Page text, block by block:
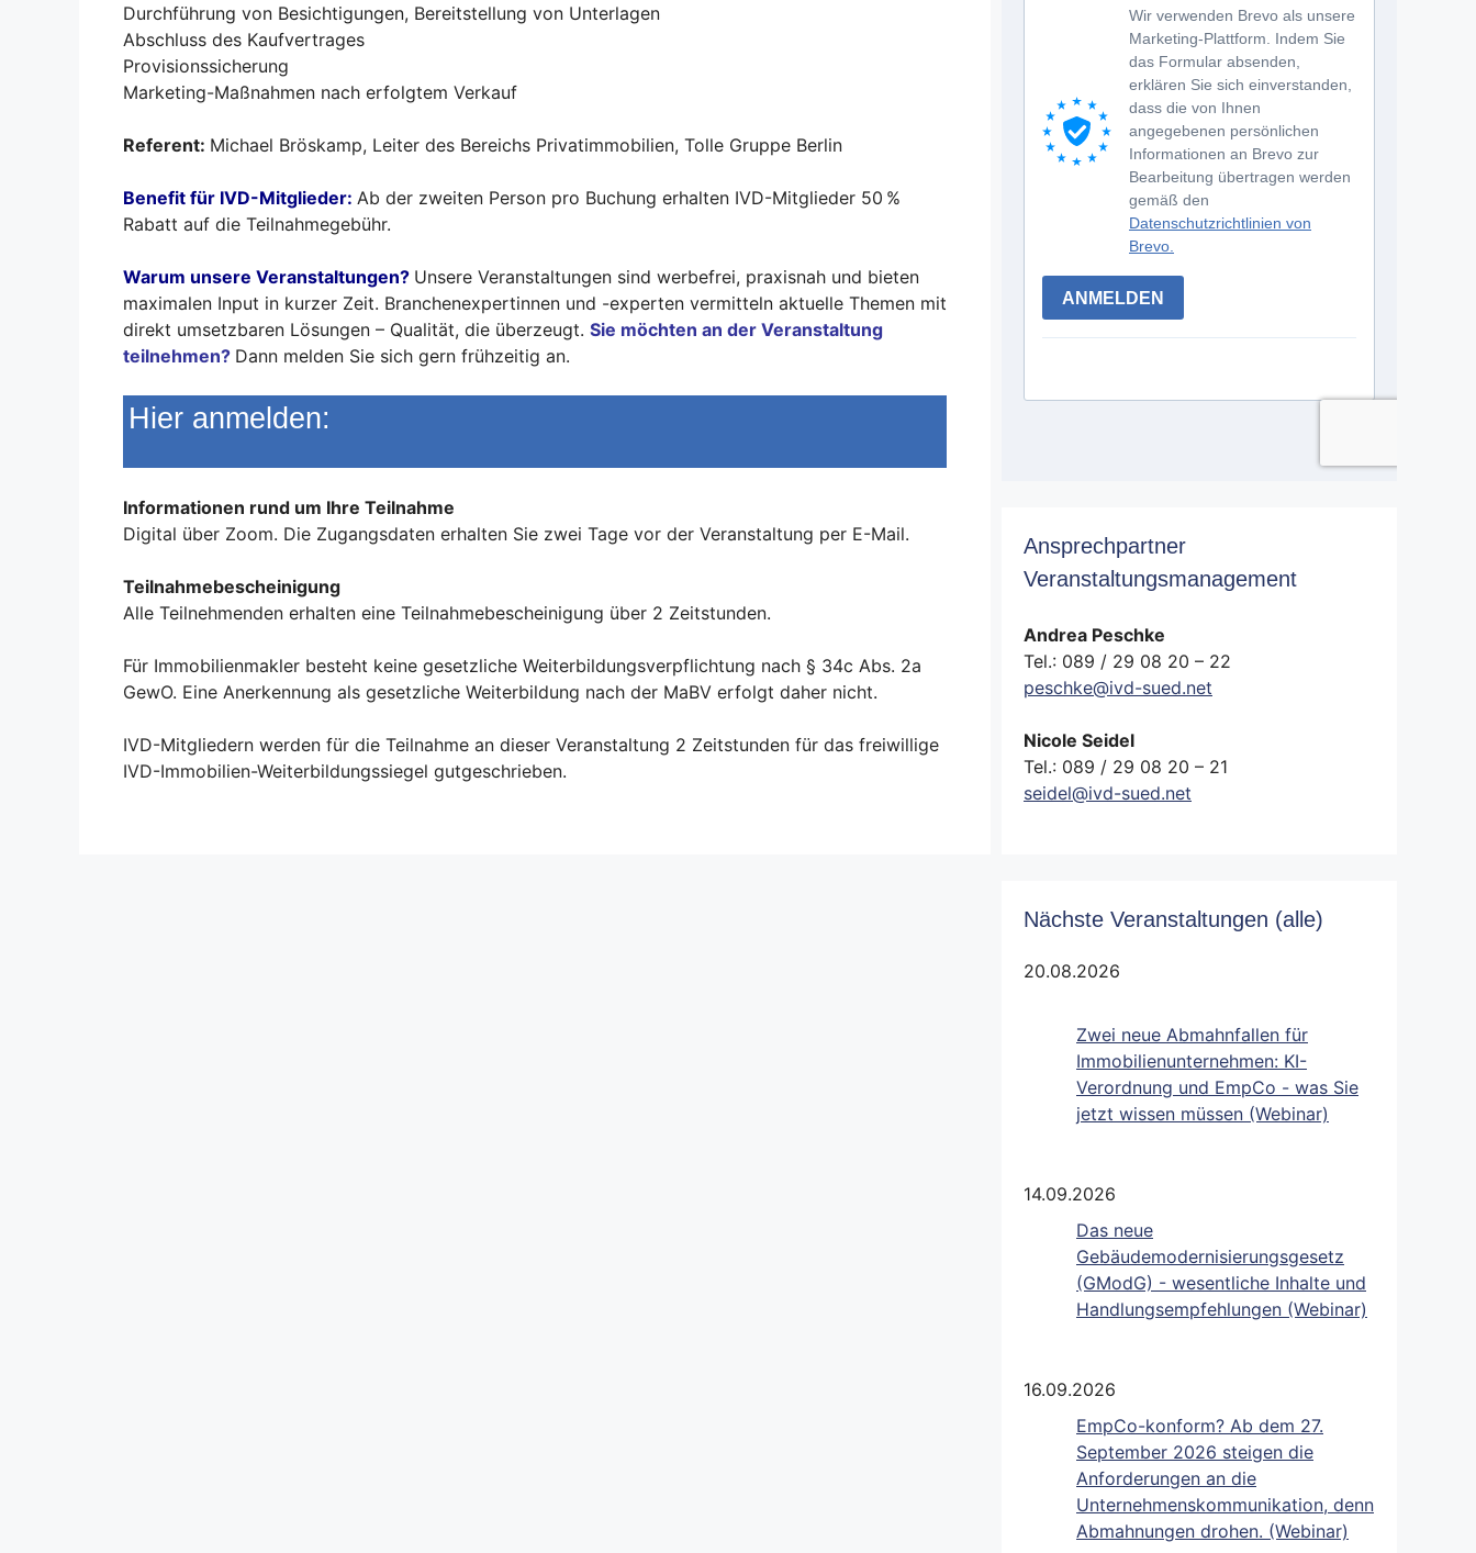
Durchführung von Besichtigungen, Bereitstellung von Unterlagen
Abschluss des Kaufvertrages
Provisionssicherung
Marketing-Maßnahmen nach erfolgtem Verkauf
Referent: Michael Bröskamp, Leiter des Bereichs Privatimmobilien, Tolle Gruppe Berlin
Benefit für IVD-Mitglieder: Ab der zweiten Person pro Buchung erhalten IVD-Mitglieder 50 %
Rabatt auf die Teilnahmegebühr.
Warum unsere Veranstaltungen? Unsere Veranstaltungen sind werbefrei, praxisnah und bieten
maximalen Input in kurzer Zeit. Branchenexpertinnen und -experten vermitteln aktuelle Themen mit
direkt umsetzbaren Lösungen – Qualität, die überzeugt. Sie möchten an der Veranstaltung
teilnehmen? Dann melden Sie sich gern frühzeitig an.
Hier anmelden:
Informationen rund um Ihre Teilnahme
Digital über Zoom. Die Zugangsdaten erhalten Sie zwei Tage vor der Veranstaltung per E-Mail.
Teilnahmebescheinigung
Alle Teilnehmenden erhalten eine Teilnahmebescheinigung über 2 Zeitstunden.
Für Immobilienmakler besteht keine gesetzliche Weiterbildungsverpflichtung nach § 34c Abs. 2a
GewO. Eine Anerkennung als gesetzliche Weiterbildung nach der MaBV erfolgt daher nicht.
IVD-Mitgliedern werden für die Teilnahme an dieser Veranstaltung 2 Zeitstunden für das freiwillige
IVD-Immobilien-Weiterbildungssiegel gutgeschrieben.
Ansprechpartner
Veranstaltungsmanagement
Andrea Peschke
Tel.: 089 / 29 08 20 – 22
peschke@ivd-sued.net
Nicole Seidel
Tel.: 089 / 29 08 20 – 21
seidel@ivd-sued.net
Nächste Veranstaltungen (alle)
20.08.2026
Zwei neue Abmahnfallen für
Immobilienunternehmen: KI-
Verordnung und EmpCo - was Sie
jetzt wissen müssen (Webinar)
14.09.2026
Das neue
Gebäudemodernisierungsgesetz
(GModG) - wesentliche Inhalte und
Handlungsempfehlungen (Webinar)
16.09.2026
EmpCo-konform? Ab dem 27.
September 2026 steigen die
Anforderungen an die
Unternehmenskommunikation, denn
Abmahnungen drohen. (Webinar)